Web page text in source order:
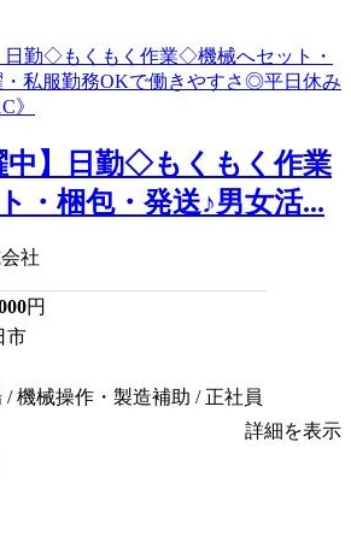
中】日勤◇もくもく作業
・梱包・発送♪男女活...
社
円
市
/ 機械操作・製造補助 / 正社員
詳細を表示